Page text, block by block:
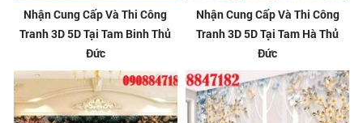
Nhận Cung Cấp Và Thi Công
Tranh 3D 5D Tại Tam Binh Thủ
Đức
Nhận Cung Cấp Và Thi Công
Tranh 3D 5D Tại Tam Hà Thủ
Đức